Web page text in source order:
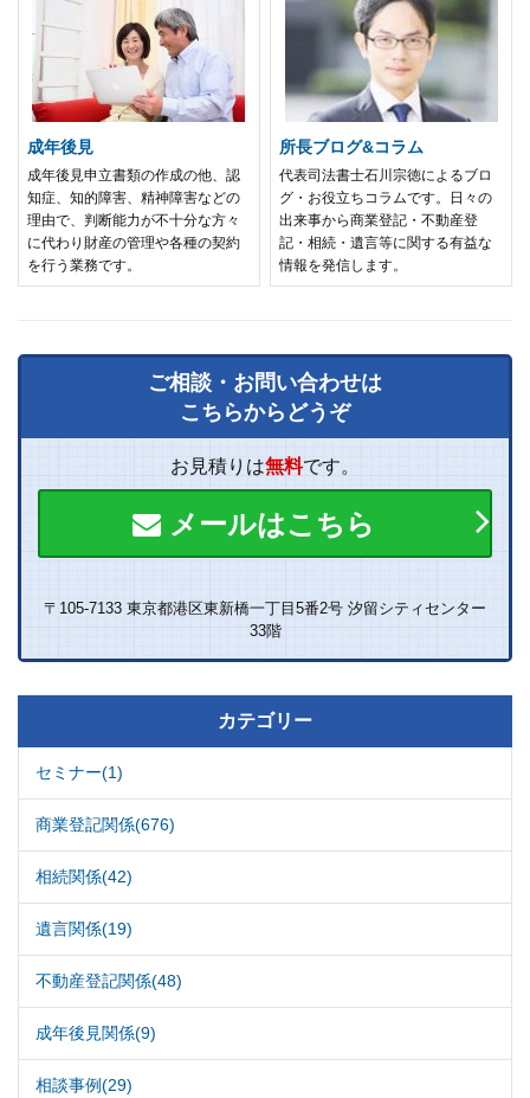
成年後見
成年後見申立書類の作成の他、認
知症、知的障害、精神障害などの
理由で、判断能力が不十分な方々
に代わり財産の管理や各種の契約
を行う業務です。
所長ブログ&コラム
代表司法書士石川宗徳によるブロ
グ・お役立ちコラムです。日々の
出来事から商業登記・不動産登
記・相続・遺言等に関する有益な
情報を発信します。
ご相談・お問い合わせは
こちらからどうぞ
お見積りは無料です。
メールはこちら
〒105-7133 東京都港区東新橋一丁目5番2号 汐留シティセンター
33階
カテゴリー
セミナー(1)
商業登記関係(676)
相続関係(42)
遺言関係(19)
不動産登記関係(48)
成年後見関係(9)
相談事例(29)